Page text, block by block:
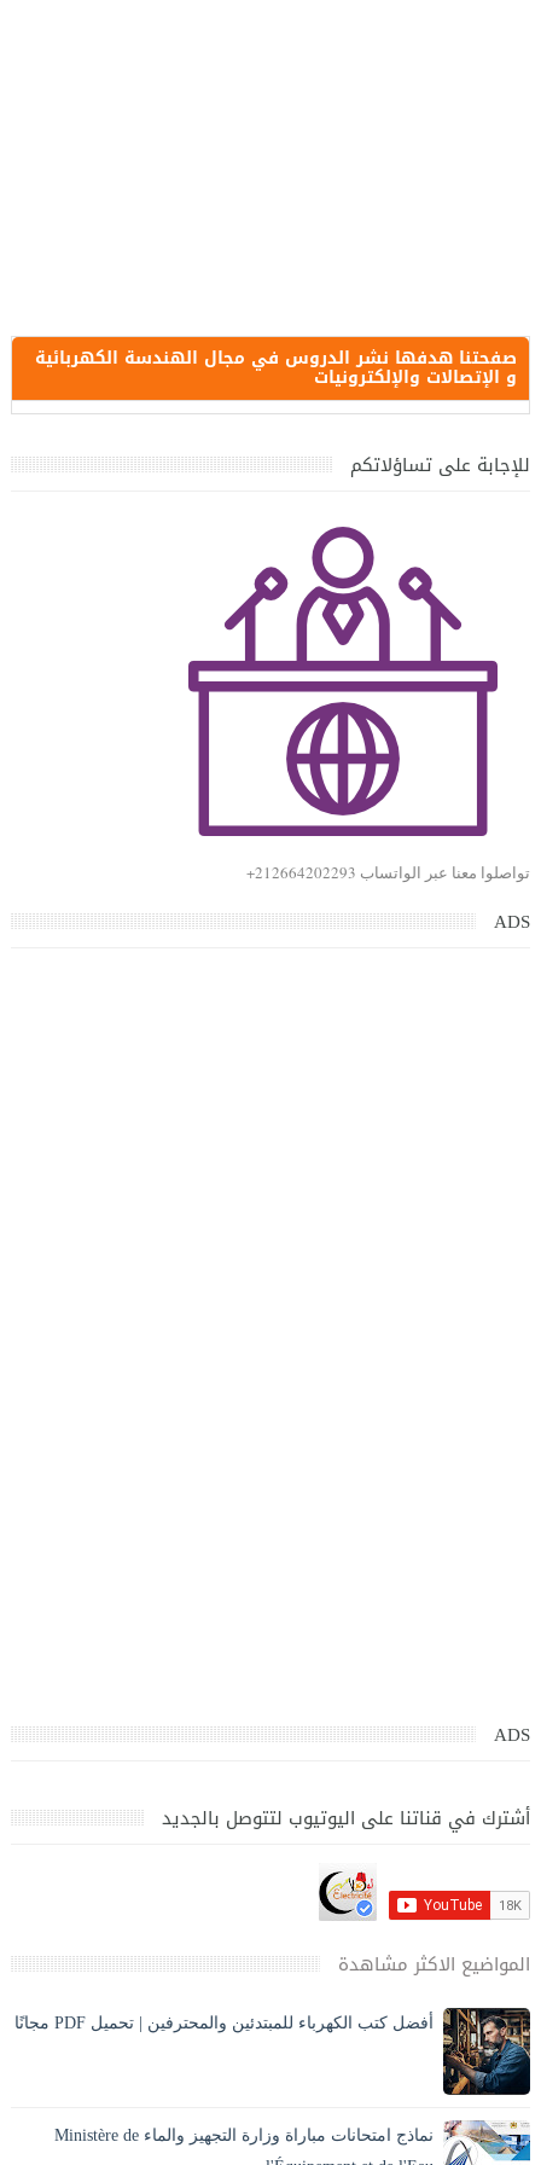
صفحتنا هدفها نشر الدروس في مجال الهندسة الكهربائية
و الإتصالات والإلكترونيات
للإجابة على تساؤلاتكم
تواصلوا معنا عبر الواتساب 212664202293+
ADS
ADS
أشترك في قناتنا على اليوتيوب لتتوصل بالجديد
المواضيع الاكثر مشاهدة
أفضل كتب الكهرباء للمبتدئين والمحترفين | تحميل PDF مجانًا
نماذج امتحانات مباراة وزارة التجهيز والماء Ministère de